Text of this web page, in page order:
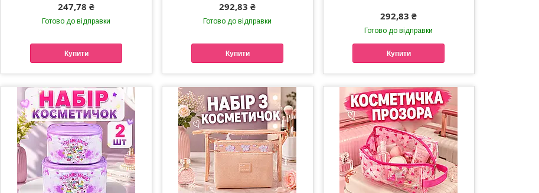
247,78 ₴
Готово до відправки
Купити
292,83 ₴
Готово до відправки
Купити
292,83 ₴
Готово до відправки
Купити